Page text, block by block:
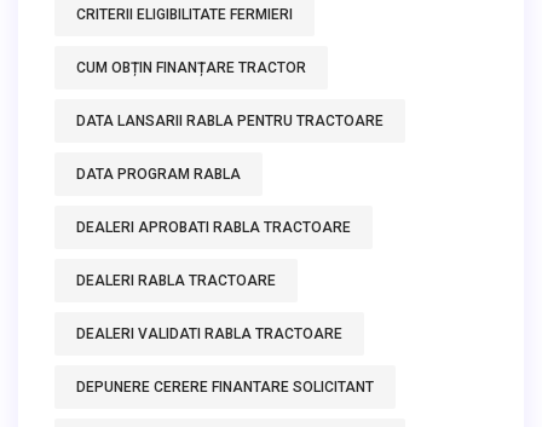
CRITERII ELIGIBILITATE FERMIERI
CUM OBȚIN FINANȚARE TRACTOR
DATA LANSARII RABLA PENTRU TRACTOARE
DATA PROGRAM RABLA
DEALERI APROBATI RABLA TRACTOARE
DEALERI RABLA TRACTOARE
DEALERI VALIDATI RABLA TRACTOARE
DEPUNERE CERERE FINANTARE SOLICITANT